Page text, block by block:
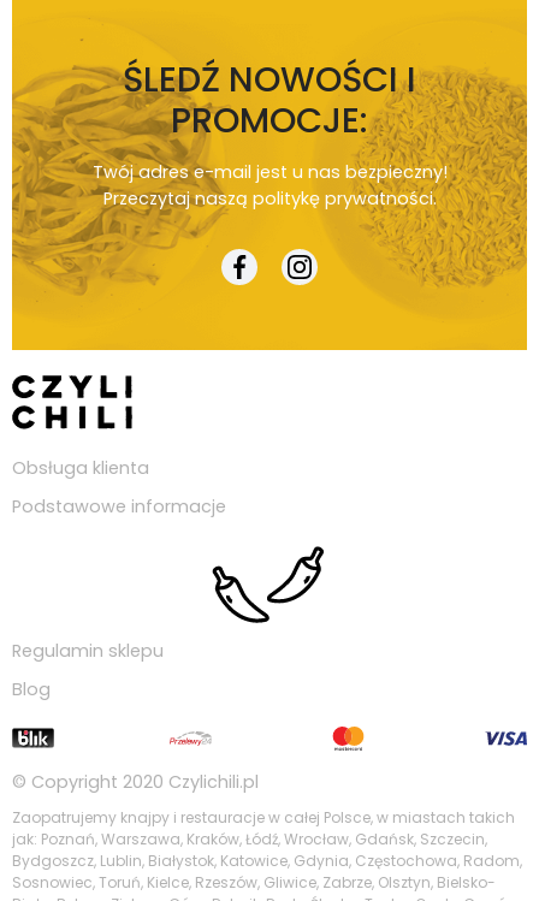
ŚLEDŹ NOWOŚCI I
PROMOCJE:
Twój adres e-mail jest u nas bezpieczny!
Przeczytaj naszą politykę prywatności.
Obsługa klienta
Podstawowe informacje
Regulamin sklepu
Blog
© Copyright 2020 Czylichili.pl
Zaopatrujemy knajpy i restauracje w całej Polsce, w miastach takich
jak: Poznań, Warszawa, Kraków, Łódź, Wrocław, Gdańsk, Szczecin,
Bydgoszcz, Lublin, Białystok, Katowice, Gdynia, Częstochowa, Radom,
Sosnowiec, Toruń, Kielce, Rzeszów, Gliwice, Zabrze, Olsztyn, Bielsko-